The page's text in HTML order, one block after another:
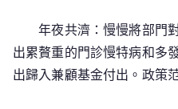
年夜共濟：慢慢將部門對
出累贅重的門診慢特病和多
出歸入兼顧基金付出。政策